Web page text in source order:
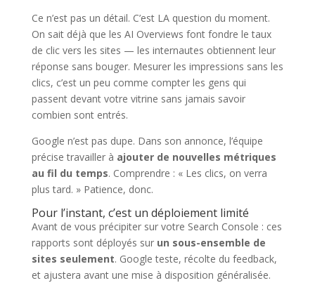
Ce n’est pas un détail. C’est LA question du moment.
On sait déjà que les AI Overviews font fondre le taux
de clic vers les sites — les internautes obtiennent leur
réponse sans bouger. Mesurer les impressions sans les
clics, c’est un peu comme compter les gens qui
passent devant votre vitrine sans jamais savoir
combien sont entrés.
Google n’est pas dupe. Dans son annonce, l’équipe
précise travailler à ajouter de nouvelles métriques
au fil du temps. Comprendre : « Les clics, on verra
plus tard. » Patience, donc.
Pour l’instant, c’est un déploiement limité
Avant de vous précipiter sur votre Search Console : ces
rapports sont déployés sur un sous-ensemble de
sites seulement. Google teste, récolte du feedback,
et ajustera avant une mise à disposition généralisée.